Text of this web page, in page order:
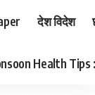
देश विदेश
Health Tips :